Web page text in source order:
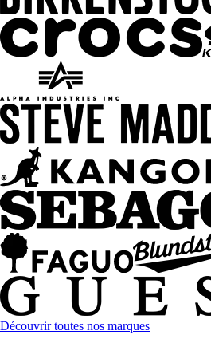
Découvrir toutes nos marques